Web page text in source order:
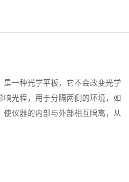
是一种光学平板，它不会改变光学
光程，用于分隔两侧的环境，如
使仪器的内部与外部相互隔离，从